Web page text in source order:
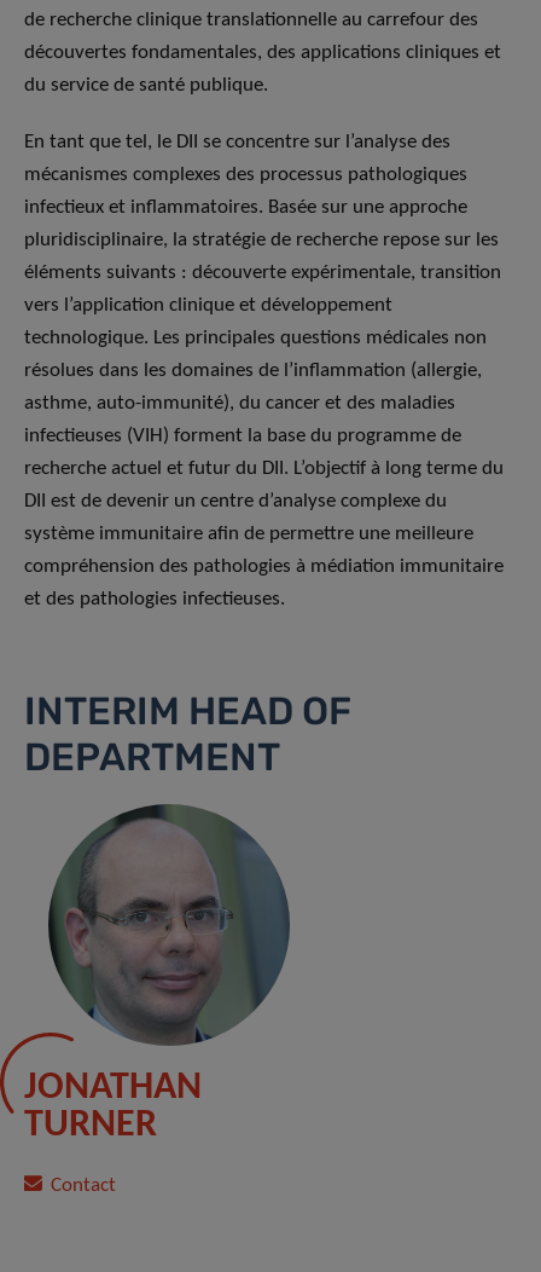
de recherche clinique translationnelle au carrefour des
découvertes fondamentales, des applications cliniques et
du service de santé publique.
En tant que tel, le DII se concentre sur l’analyse des
mécanismes complexes des processus pathologiques
infectieux et inflammatoires. Basée sur une approche
pluridisciplinaire, la stratégie de recherche repose sur les
éléments suivants : découverte expérimentale, transition
vers l’application clinique et développement
technologique. Les principales questions médicales non
résolues dans les domaines de l’inflammation (allergie,
asthme, auto-immunité), du cancer et des maladies
infectieuses (VIH) forment la base du programme de
recherche actuel et futur du DII. L’objectif à long terme du
DII est de devenir un centre d’analyse complexe du
système immunitaire afin de permettre une meilleure
compréhension des pathologies à médiation immunitaire
et des pathologies infectieuses.
INTERIM HEAD OF
DEPARTMENT
JONATHAN
TURNER
Contact